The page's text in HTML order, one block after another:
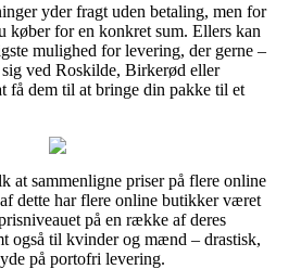
yder fragt uden betaling, men for
køber for en konkret sum. Ellers kan
mulighed for levering, der gerne –
ved Roskilde, Birkerød eller
få dem til at bringe din pakke til et
at sammenligne priser på flere online
dette har flere online butikker været
på en række af deres
også til kvinder og mænd – drastisk,
på portofri levering.